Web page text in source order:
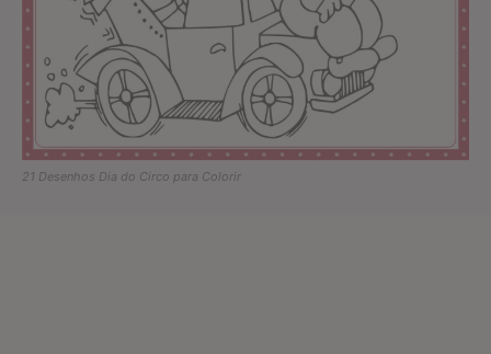
21 Desenhos Dia do Circo para Colorir